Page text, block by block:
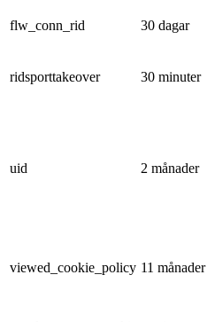
flw_conn_rid 30 dagar
ridsporttakeover 30 minuter
uid 2 månader
viewed_cookie_policy 11 månader